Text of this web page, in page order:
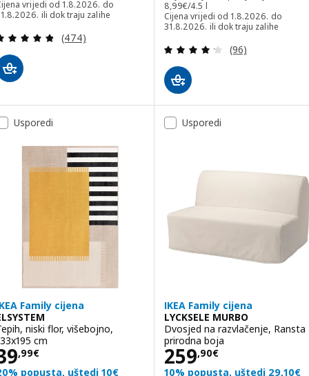
vrijedi od 1.8.2026. do
ili dok traju zalihe
Revizija: 4.8 od 5 zvjezdica. Ukupno recenzija:
(474)
8,99€/4.5 l
Najniža cijena u posljednjih 30
Cijena vrijedi od 1.8.2026. do
31.8.2026. ili dok traju zalihe
Revizija: 4.2
(96)
Usporedi
Family cijena
niski flor, višebojno,
cm
,99€ 39,99€
popusta, uštedi 10€
Usporedi
IKEA Family cijena
LYCKSELE MURBO
Dvosjed na razvlačenje, Ransta
prirodna boja
259,90€
Cijena 259,90€
10% popusta, uštedi 29,10€